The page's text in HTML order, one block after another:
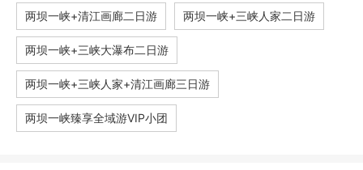
坝，船
两坝一峡+清江画廊二日游 两坝一峡+三峡人家二日游
两坝一峡+三峡大瀑布二日游
两坝一峡+三峡人家+清江画廊三日游
两坝一峡臻享全域游VIP小团